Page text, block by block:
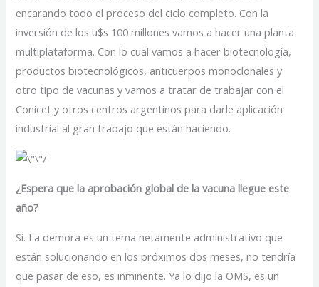
encarando todo el proceso del ciclo completo. Con la
inversión de los u$s 100 millones vamos a hacer una planta
multiplataforma. Con lo cual vamos a hacer biotecnología,
productos biotecnológicos, anticuerpos monoclonales y
otro tipo de vacunas y vamos a tratar de trabajar con el
Conicet y otros centros argentinos para darle aplicación
industrial al gran trabajo que están haciendo.
¿Espera que la aprobación global de la vacuna llegue este
año?
Si. La demora es un tema netamente administrativo que
están solucionando en los próximos dos meses, no tendría
que pasar de eso, es inminente. Ya lo dijo la OMS, es un